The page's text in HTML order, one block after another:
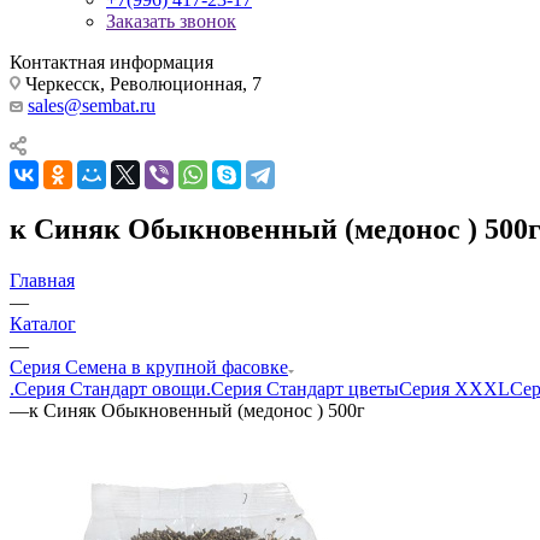
Заказать звонок
Контактная информация
Черкесск, Революционная, 7
sales@sembat.ru
к Синяк Обыкновенный (медонос ) 500г
Главная
—
Каталог
—
Серия Семена в крупной фасовке
.Серия Стандарт овощи.Серия Стандарт цветыСерия XXXL
—к Синяк Обыкновенный (медонос ) 500г